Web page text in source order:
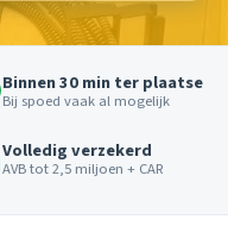
Binnen 30 min ter plaatse
Bij spoed vaak al mogelijk
Volledig verzekerd
AVB tot 2,5 miljoen + CAR